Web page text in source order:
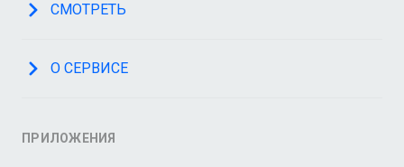
СМОТРЕТЬ
О СЕРВИСЕ
ПРИЛОЖЕНИЯ